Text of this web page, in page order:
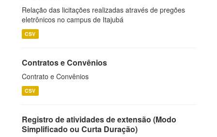
Relação das licitações realizadas através de pregões
eletrônicos no campus de Itajubá
CSV
Contratos e Convênios
Contrato e Convênios
CSV
Registro de atividades de extensão (Modo
Simplificado ou Curta Duração)